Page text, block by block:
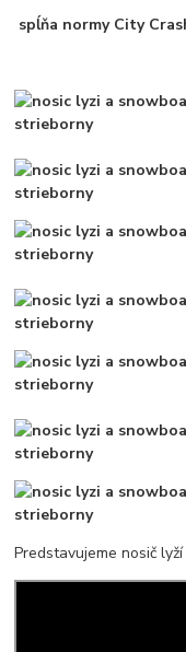
spĺňa normy City
Predstavujeme nosič